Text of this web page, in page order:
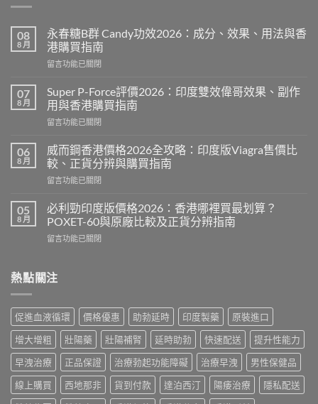
08
8 月
永春糖B群 Candy功效2026：成分、效果、用法與香
港購買指南
在
春
糖
B
群
功
效
2026：
成
效
果、
法
港
指
南〉
中
留言功能已關閉
07
8 月
Super P-Force評價2026：印度雙效偉哥效果、副作
用與香港購買指南
在
P-
Force
評
價
印
度
效
效
作
用
與
香
港
購
買
指
留言功能已關閉
06
8 月
威而鋼香港價格2026全攻略：印度版Viagra售價比
較、正貨分辨與購買指南
在
而
鋼
香
港
2026
略：
印
度
版
Viagra
售
價
比
留言功能已關閉
05
8 月
必利勁印度版價格2026：香港哪裡買最划算？
POXET-60與原廠比較及正貨分辨指南
在
勁
印
版
價
格
2026：
香
港
哪
裡
留言功能已關閉
熱點關注
促進血液循環 價格優惠 助勃延時 印度製藥
原裝進口
增大增粗
壯陽藥 壯陽補腎 延時助勃 快速配送
提升性能力
早洩治療
正品保證 治療勃起功能障礙 治療早洩
男性保健品
線上購買
西地那非 貨到付款 達泊西汀 陽痿治療
隱私配送